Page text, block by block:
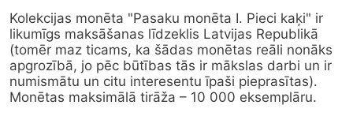
Kolekcijas monēta "Pasaku monēta I. Pieci kaķi" ir
likumīgs maksāšanas līdzeklis Latvijas Republikā
(tomēr maz ticams, ka šādas monētas reāli nonāks
apgrozībā, jo pēc būtības tās ir mākslas darbi un ir
numismātu un citu interesentu īpaši pieprasītas).
Monētas maksimālā tirāža – 10 000 eksemplāru.